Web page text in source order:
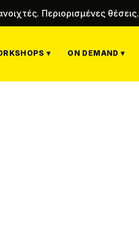
Περιορισμένες θέσεις.
▾ ON DEMAND ▾